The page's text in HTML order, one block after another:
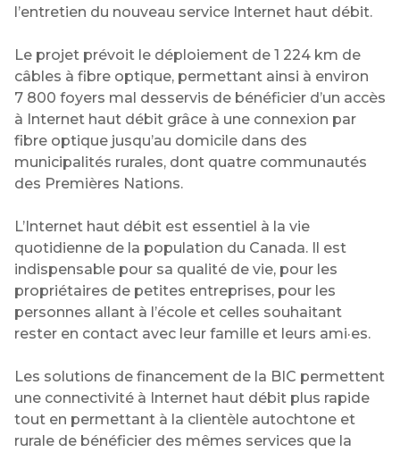
l’entretien du nouveau service Internet haut débit.
Le projet prévoit le déploiement de 1 224 km de
câbles à fibre optique, permettant ainsi à environ
7 800 foyers mal desservis de bénéficier d’un accès
à Internet haut débit grâce à une connexion par
fibre optique jusqu’au domicile dans des
municipalités rurales, dont quatre communautés
des Premières Nations.
L’Internet haut débit est essentiel à la vie
quotidienne de la population du Canada. Il est
indispensable pour sa qualité de vie, pour les
propriétaires de petites entreprises, pour les
personnes allant à l’école et celles souhaitant
rester en contact avec leur famille et leurs ami·es.
Les solutions de financement de la BIC permettent
une connectivité à Internet haut débit plus rapide
tout en permettant à la clientèle autochtone et
rurale de bénéficier des mêmes services que la